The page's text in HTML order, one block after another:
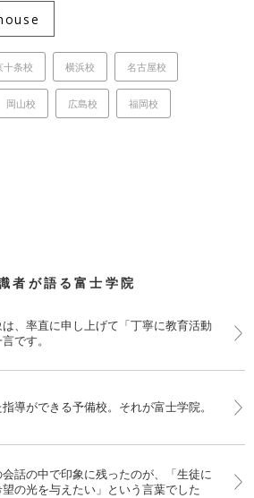
十条校 横浜校 名古屋校
岡山校 広島校 福岡校
者が語る富士学院
、率直に申し上げて「丁寧に教育活動
です。
導ができる予備校。それが富士学院。
話の中で印象に残ったのが、「生徒に
の光を与えたい」という言葉でした